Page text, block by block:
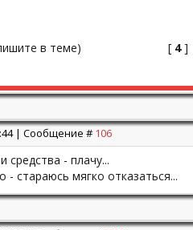
в теме) [ 4]
| Сообщение # 106
средства - плачу...
- стараюсь мягко отказаться...